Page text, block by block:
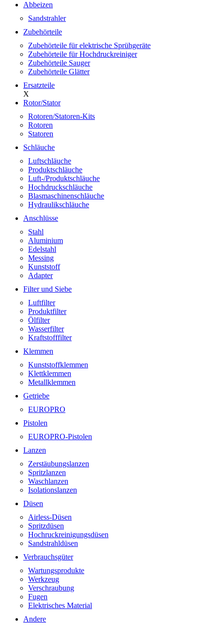
Abbeizen
Sandstrahler
Zubehörteile
Zubehörteile für elektrische Sprühgeräte
Zubehörteile für Hochdruckreiniger
Zubehörteile Sauger
Zubehörteile Glätter
Ersatzteile
X
Rotor/Stator
Rotoren/Statoren-Kits
Rotoren
Statoren
Schläuche
Luftschläuche
Produktschläuche
Luft-/Produktschläuche
Hochdruckschläuche
Blasmaschinenschläuche
Hydraulikschläuche
Anschlüsse
Stahl
Aluminium
Edelstahl
Messing
Kunststoff
Adapter
Filter und Siebe
Luftfilter
Produktfilter
Ölfilter
Wasserfilter
Kraftstofffilter
Klemmen
Kunststoffklemmen
Klettklemmen
Metallklemmen
Getriebe
EUROPRO
Pistolen
EUROPRO-Pistolen
Lanzen
Zerstäubungslanzen
Spritzlanzen
Waschlanzen
Isolationslanzen
Düsen
Airless-Düsen
Spritzdüsen
Hochruckreinigungsdüsen
Sandstrahldüsen
Verbrauchsgüter
Wartungsprodukte
Werkzeug
Verschraubung
Fugen
Elektrisches Material
Andere